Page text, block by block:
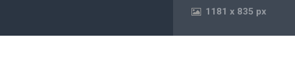
1181x 835 px